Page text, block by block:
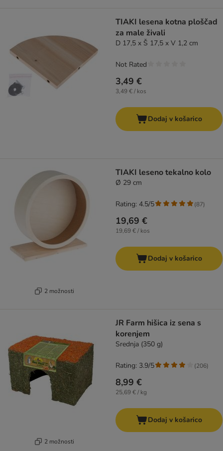
TIAKI lesena kotna ploščad
za male živali
D 17,5 x Š 17,5 x V 1,2 cm
3,49 €
3,49 € / kos
Not Rated
Dodaj v košarico
2 možnosti
TIAKI leseno tekalno kolo
Ø 29 cm
19,69 €
19,69 € / kos
Rating: 4.5/5 (87)
Dodaj v košarico
2 možnosti
JR Farm hišica iz sena s
korenjem
Srednja (350 g)
8,99 €
25,69 € / kg
Rating: 3.9/5 (206)
Dodaj v košarico